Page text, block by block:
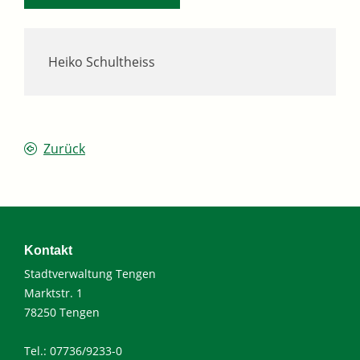
Heiko Schultheiss
Zurück
Kontakt
Stadtverwaltung Tengen
Marktstr. 1
78250 Tengen
Tel.: 07736/9233-0